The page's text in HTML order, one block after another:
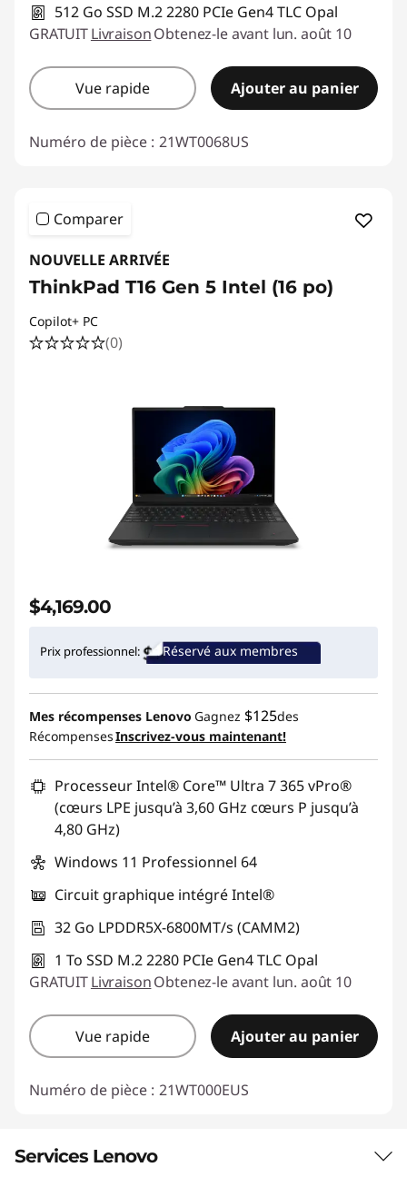
512 Go SSD M.2 2280 PCIe Gen4 TLC Opal
GRATUITLivraisonObtenez-le avant lun. août 10
Vue rapide Ajouter au panier
Numéro de pièce : 21WT0068US
Comparer
NOUVELLE ARRIVÉE
ThinkPad T16 Gen 5 Intel (16 po)
Copilot+ PC
(0)
$4,169.00
Prix professionnel: Réservé aux membres
Mes récompenses Lenovo Gagnez $125des
RécompensesInscrivez-vous maintenant!
Processeur Intel® Core™ Ultra 7 365 vPro®
(cœurs LPE jusqu’à 3,60 GHz cœurs P jusqu’à
4,80 GHz)
Windows 11 Professionnel 64
Circuit graphique intégré Intel®
32 Go LPDDR5X-6800MT/s (CAMM2)
1 To SSD M.2 2280 PCIe Gen4 TLC Opal
GRATUITLivraisonObtenez-le avant lun. août 10
Vue rapide Ajouter au panier
Numéro de pièce : 21WT000EUS
Services Lenovo